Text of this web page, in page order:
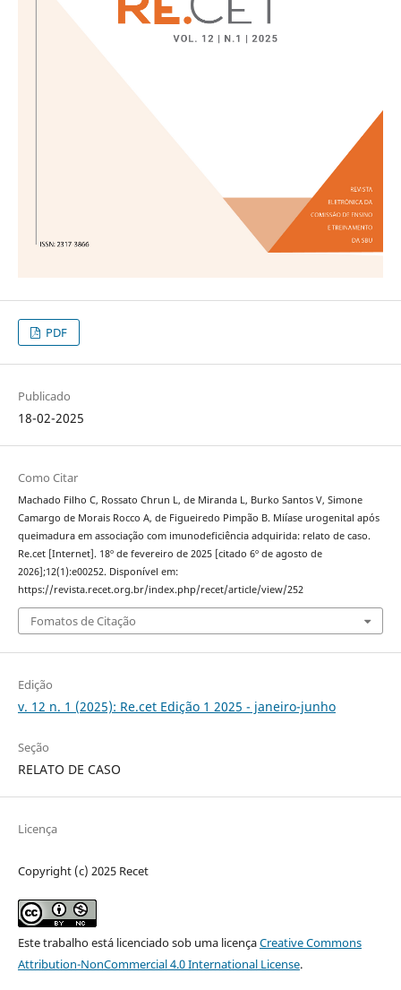
PDF
Publicado
18-02-2025
Como Citar
Machado Filho C, Rossato Chrun L, de Miranda L, Burko Santos V, Simone
Camargo de Morais Rocco A, de Figueiredo Pimpão B. Miíase urogenital após
queimadura em associação com imunodeficiência adquirida: relato de caso.
Re.cet [Internet]. 18º de fevereiro de 2025 [citado 6º de agosto de
2026];12(1):e00252. Disponível em:
https://revista.recet.org.br/index.php/recet/article/view/252
Fomatos de Citação
Edição
v. 12 n. 1 (2025): Re.cet Edição 1 2025 - janeiro-junho
Seção
RELATO DE CASO
Licença
Copyright (c) 2025 Recet
Este trabalho está licenciado sob uma licençaCreative Commons
Attribution-NonCommercial 4.0 International License.